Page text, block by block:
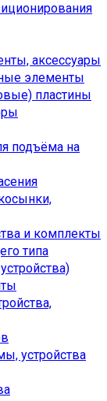
аксессуары
элементы
пластины
подъёма на
и комплекты
типа
устройства